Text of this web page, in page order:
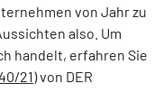
von Jahr zu
also. Um
handelt, erfahren Sie
21)von DER